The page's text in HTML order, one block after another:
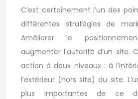
C’est certainement l’un des
différentes stratégies de
Améliorer le
augmenter l’autorité d’un site.
action à deux niveaux : à
l’extérieur (hors site) du site.
plus importantes de ce